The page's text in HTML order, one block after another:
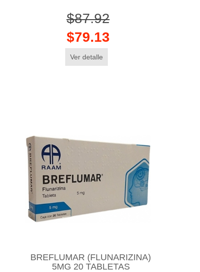
$87.92
$79.13
Ver detalle
BREFLUMAR (FLUNARIZINA)
5MG 20 TABLETAS